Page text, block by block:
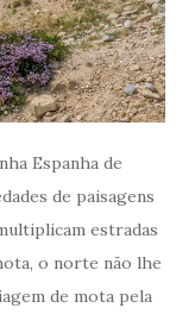
Espanha de
de paisagens
estradas
o norte não lhe
de mota pela